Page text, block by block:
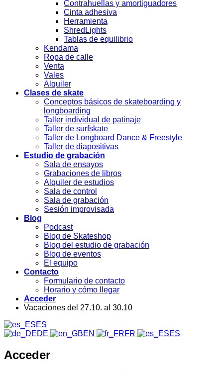
Contrahuellas y amortiguadores
Cinta adhesiva
Herramienta
ShredLights
Tablas de equilibrio
Kendama
Ropa de calle
Venta
Vales
Alquiler
Clases de skate
Conceptos básicos de skateboarding y
longboarding
Taller individual de patinaje
Taller de surfskate
Taller de Longboard Dance & Freestyle
Taller de diapositivas
Estudio de grabación
Sala de ensayos
Grabaciones de libros
Alquiler de estudios
Sala de control
Sala de grabación
Sesión improvisada
Blog
Podcast
Blog de Skateshop
Blog del estudio de grabación
Blog de eventos
El equipo
Contacto
Formulario de contacto
Horario y cómo llegar
Acceder
Vacaciones del 27.10. al 30.10
ES
DE
EN FR ES
Acceder